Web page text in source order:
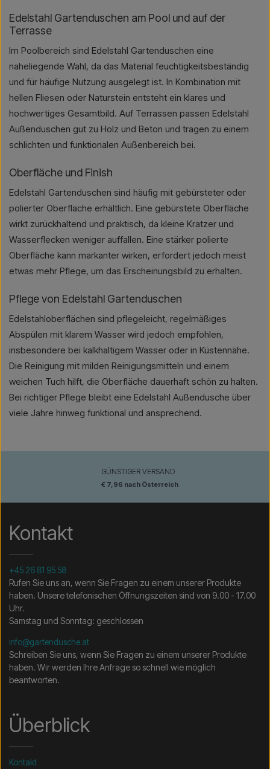
Edelstahl Gartenduschen am Pool und auf der
Terrasse
Im Poolbereich sind Edelstahl Gartenduschen eine
naheliegende Wahl, da das Material feuchtigkeitsbeständig
und für häufige Nutzung ausgelegt ist. In Kombination mit
hellen Fliesen oder Naturstein entsteht ein klares und
hochwertiges Gesamtbild. Auf Terrassen passen Edelstahl
Außenduschen gut zu Holz und Beton und tragen zu einem
schlichten und funktionalen Außenbereich bei.
Oberfläche und Finish
Edelstahl Gartenduschen sind häufig mit gebürsteter oder
polierter Oberfläche erhältlich. Eine gebürstete Oberfläche
wirkt zurückhaltend und praktisch, da kleine Kratzer und
Wasserflecken weniger auffallen. Eine stärker polierte
Oberfläche kann markanter wirken, erfordert jedoch meist
etwas mehr Pflege, um das Erscheinungsbild zu erhalten.
Pflege von Edelstahl Gartenduschen
Edelstahloberflächen sind pflegeleicht, regelmäßiges
Abspülen mit klarem Wasser wird jedoch empfohlen,
insbesondere bei kalkhaltigem Wasser oder in Küstennähe.
Die Reinigung mit milden Reinigungsmitteln und einem
weichen Tuch hilft, die Oberfläche dauerhaft schön zu halten.
Bei richtiger Pflege bleibt eine Edelstahl Außendusche über
viele Jahre hinweg funktional und ansprechend.
GÜNSTIGER VERSAND
€ 7,96 nach Österreich
Kontakt
+45 26 81 95 58
Rufen Sie uns an, wenn Sie Fragen zu einem unserer Produkte
haben. Unsere telefonischen Öffnungszeiten sind von 9.00 - 17.00
Uhr.
Samstag und Sonntag: geschlossen
info@gartendusche.at
Schreiben Sie uns, wenn Sie Fragen zu einem unserer Produkte
haben. Wir werden Ihre Anfrage so schnell wie möglich
beantworten.
Überblick
Kontakt